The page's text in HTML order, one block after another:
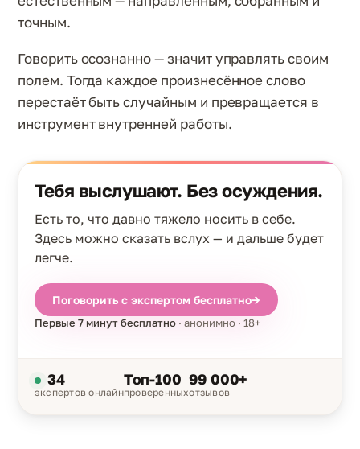
точным.
Говорить осознанно — значит управлять своим
полем. Тогда каждое произнесённое слово
перестаёт быть случайным и превращается в
инструмент внутренней работы.
Тебя выслушают. Без осуждения.
Есть то, что давно тяжело носить в себе.
Здесь можно сказать вслух — и дальше будет
легче.
Поговорить с экспертом бесплатно→
Первые 7 минут бесплатно · анонимно · 18+
34
экспертов онлайн
Топ-100
проверенных
99 000+
отзывов